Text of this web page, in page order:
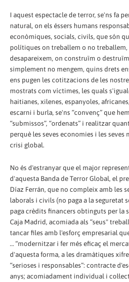
I aquest espectacle de terror, se'ns fa
natural, on els éssers humans
econòmiques, socials, civils, que són
polítiques on treballem o no treballem,
desapareixem, on construïm o
simplement no mengem, quins drets
ens pugen les cotitzacions de les
mostrats com víctimes, les quals
haitianes, xilenes, espanyoles,
escarni i burla, se'ns “convenç” que
“submissos”, “ordenats” i realitzar
perquè les seves economies i les
crisi global.
No és d'estranyar que el major
d'aquesta Banda de Terror Global, el
Díaz Ferrán, que no compleix amb les
laborals i civils (no paga a la seguretat
paga crèdits financers obtinguts per la
Caja Madrid, acomiada als “seus"
tancar files amb l'esforç empresarial
… “modernitzar i fer més eficaç el
d'aquesta forma, a les dramàtiques
“serioses i responsables”: contracte
anys; acomiadament individual i